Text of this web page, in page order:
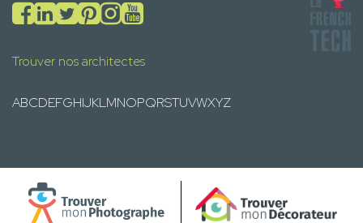
Trouver nos architectes
ABCDEFGHIJKLMNOPQRSTUVWXYZ